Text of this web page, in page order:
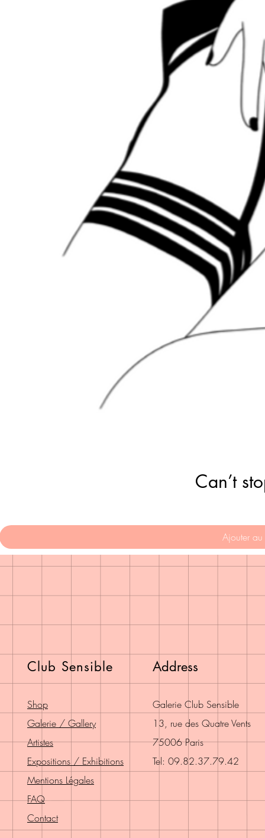
Can’t
Ajouter
Club Sensible
Shop
Galerie / Gallery
Artistes
Expositions / Exhibitions
Mentions Légales
FAQ
Contact
Address
Galerie Club Sensible
13, rue des Quatre Vents
75006 Paris
Tel: 09.82.37.79.42